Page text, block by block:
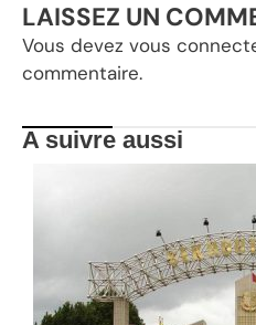
LAISSEZ UN
Vous devez vous
commentaire.
A suivre aussi